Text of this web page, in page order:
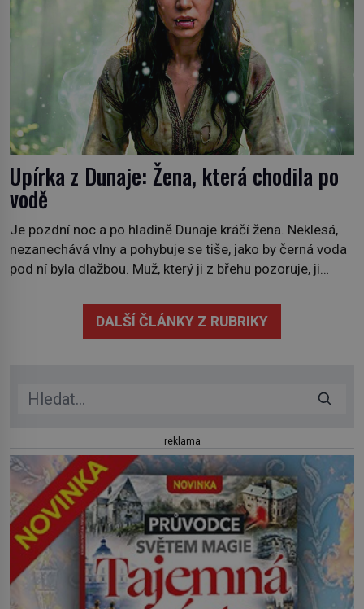
Upírka z Dunaje: Žena, která chodila po
vodě
Je pozdní noc a po hladině Dunaje kráčí žena. Neklesá,
nezanechává vlny a pohybuje se tiše, jako by černá voda
pod ní byla dlažbou. Muž, který ji z břehu pozoruje, ji
mrtvá celé století. Vesnice Kisiljevo v severovýchodním
Srbsku má s upíry nevyřízené účty. […]
DALŠÍ ČLÁNKY Z RUBRIKY
reklama